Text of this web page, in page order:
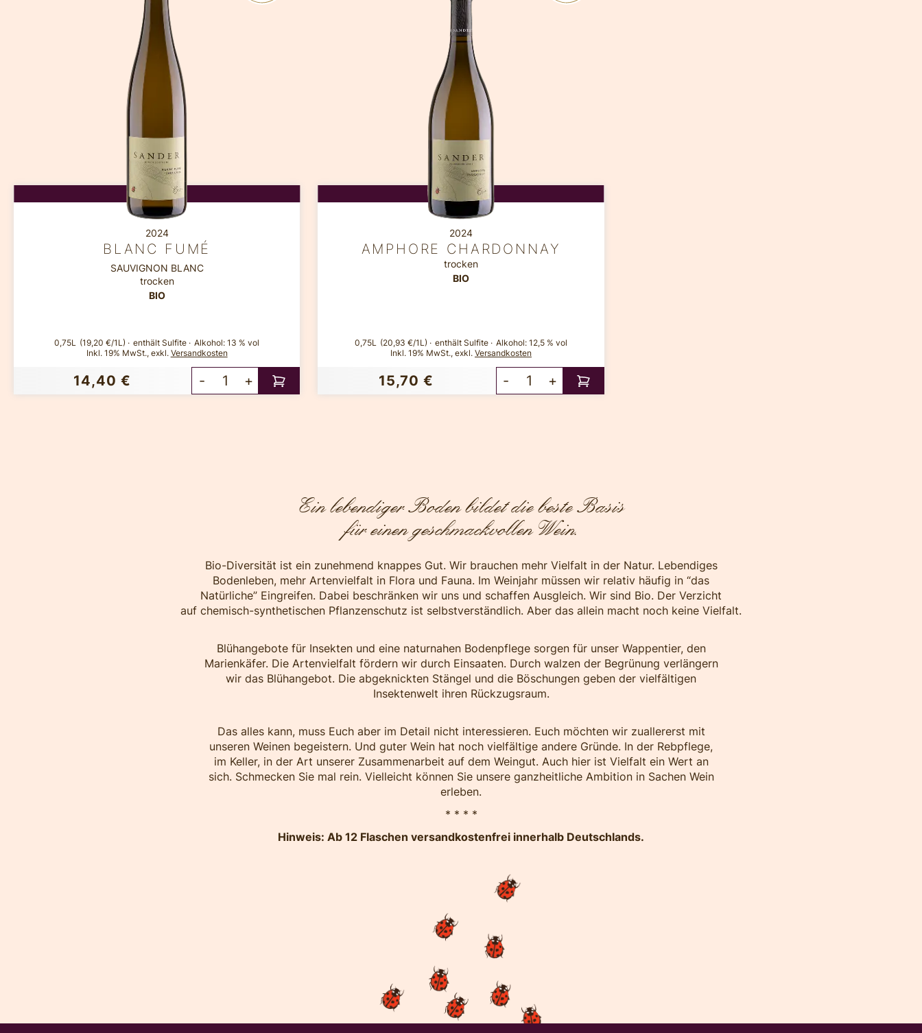
2024
BLANC FUMÉ
SAUVIGNON BLANC
trocken
BIO
0,75L (19,20 €/1L) enthält Sulfite Alkohol:13 % vol
14,40 €
Inkl. 19% MwSt., exkl. Versandkosten
- +
2024
AMPHORE CHARDONNAY
trocken
BIO
0,75L (20,93 €/1L) enthält Sulfite Alkohol: 12,5 % vol
15,70 €
Inkl. 19% MwSt., exkl. Versandkosten
- +
Ein lebendiger Boden bildet die beste Basis
für einen geschmackvollen Wein.
Bio-Diversität ist ein zunehmend knappes Gut. Wir brauchen mehr Vielfalt in der Natur. Lebendiges
Bodenleben, mehr Artenvielfalt in Flora und Fauna. Im Weinjahr müssen wir relativ häufig in “das
Natürliche” Eingreifen. Dabei beschränken wir uns und schaffen Ausgleich. Wir sind Bio. Der Verzicht
auf chemisch-synthetischen Pflanzenschutz ist selbstverständlich. Aber das allein macht noch keine Vielfalt.
Blühangebote für Insekten und eine naturnahen Bodenpflege sorgen für unser Wappentier, den
Marienkäfer. Die Artenvielfalt fördern wir durch Einsaaten. Durch walzen der Begrünung verlängern
wir das Blühangebot. Die abgeknickten Stängel und die Böschungen geben der vielfältigen
Insektenwelt ihren Rückzugsraum.
Das alles kann, muss Euch aber im Detail nicht interessieren. Euch möchten wir zuallererst mit
unseren Weinen begeistern. Und guter Wein hat noch vielfältige andere Gründe. In der Rebpflege,
im Keller, in der Art unserer Zusammenarbeit auf dem Weingut. Auch hier ist Vielfalt ein Wert an
sich. Schmecken Sie mal rein. Vielleicht können Sie unsere ganzheitliche Ambition in Sachen Wein
erleben.
* * * *
Hinweis: Ab 12 Flaschen versandkostenfrei innerhalb Deutschlands.